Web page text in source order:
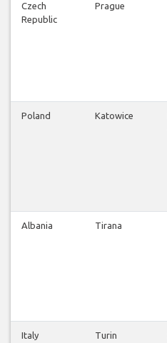
Czech
Republic
Prague
Poland Katowice
Albania Tirana
Italy Turin